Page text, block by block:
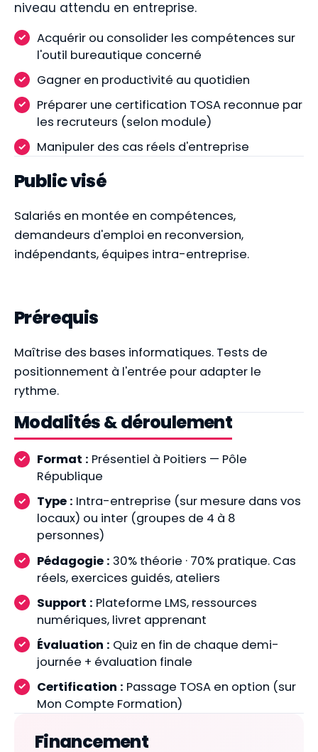
niveau attendu en entreprise.
Acquérir ou consolider les compétences sur
l'outil bureautique concerné
Gagner en productivité au quotidien
Préparer une certification TOSA reconnue par
les recruteurs (selon module)
Manipuler des cas réels d'entreprise
Public visé
Salariés en montée en compétences,
demandeurs d'emploi en reconversion,
indépendants, équipes intra-entreprise.
Prérequis
Maîtrise des bases informatiques. Tests de
positionnement à l'entrée pour adapter le
rythme.
Modalités & déroulement
Format : Présentiel à Poitiers — Pôle
République
Type : Intra-entreprise (sur mesure dans vos
locaux) ou inter (groupes de 4 à 8
personnes)
Pédagogie : 30% théorie · 70% pratique. Cas
réels, exercices guidés, ateliers
Support : Plateforme LMS, ressources
numériques, livret apprenant
Évaluation : Quiz en fin de chaque demi-
journée + évaluation finale
Certification : Passage TOSA en option (sur
Mon Compte Formation)
Financement